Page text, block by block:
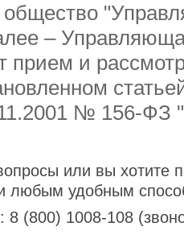
общество
–
прием и
№ 156-ФЗ
или вы хотите
любым удобным
(800) 1008-108